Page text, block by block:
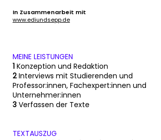
In Zusammenarbeit mit
www.ediundsepp.de
MEINE LEISTUNGEN
1 Konzeption und Redaktion
2Interviews mit Studierenden und
Professor:innen, Fachexpert:innen und
Unternehmer:innen
3 Verfassen der Texte
TEXTAUSZUG